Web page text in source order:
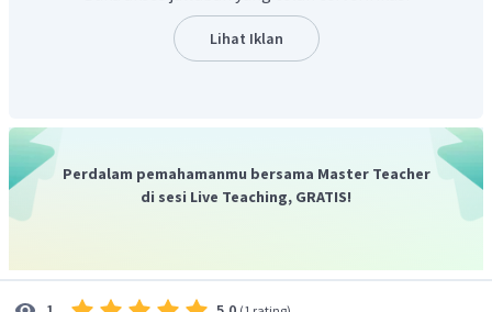
memiliki keuntungan yang lebih banyak dari kegiatan perdagangan
Lihat Iklan
Perdalam pemahamanmu bersama Master Teacher
di sesi Live Teaching, GRATIS!